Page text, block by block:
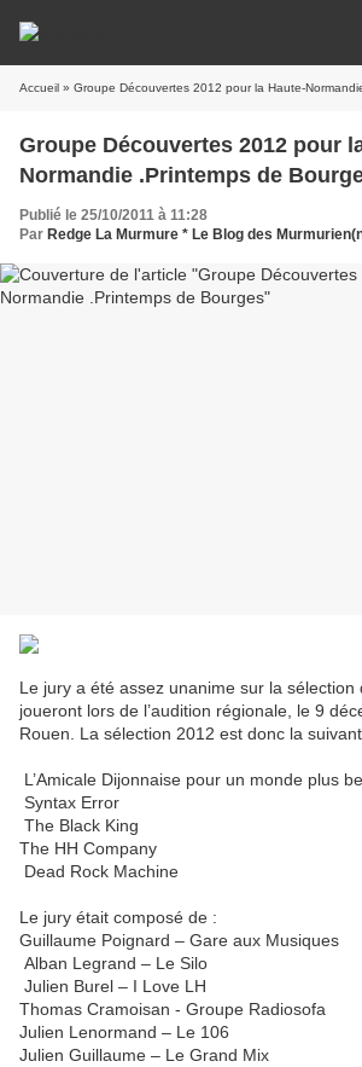
Accueil » Groupe Découvertes 2012 pour la Haute-
Groupe Découvertes 2012 pour
Normandie .Printemps de
Publié le 25/10/2011 à 11:28
Par Redge La Murmure * Le Blog des
Le jury a été assez unanime sur la sélection
joueront lors de l’audition régionale, le 9
Rouen. La sélection 2012 est donc la
L’Amicale Dijonnaise pour un monde plus
Syntax Error
The Black King
The HH Company
Dead Rock Machine
Le jury était composé de :
Guillaume Poignard – Gare aux Musiques
Alban Legrand – Le Silo
Julien Burel – I Love LH
Thomas Cramoisan - Groupe Radiosofa
Julien Lenormand – Le 106
Julien Guillaume – Le Grand Mix